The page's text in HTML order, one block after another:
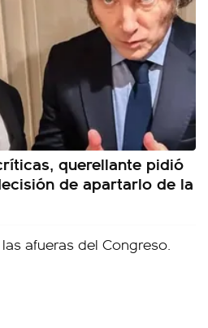
querellante pidió
de apartarlo de la